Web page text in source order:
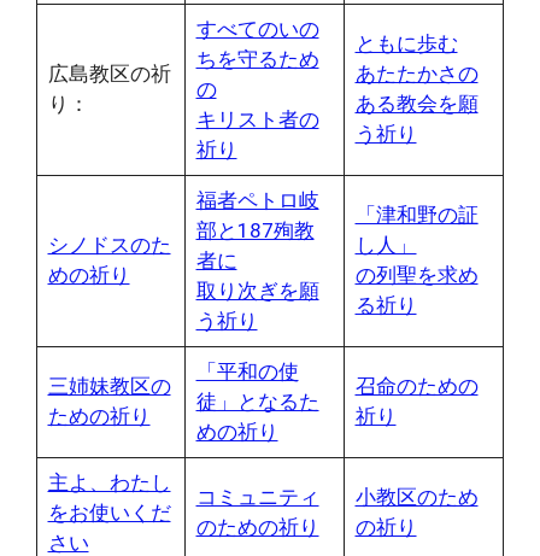
広島教区の祈
り：
すべてのいの
ちを守るため
の
キリスト者の
祈り
ともに歩む
あたたかさの
ある教会を願
う祈り
シノドスのた
めの祈り
福者ペトロ岐
部と187殉教
者に
取り次ぎを願
う祈り
「津和野の証
し人」
の列聖を求め
る祈り
三姉妹教区の
ための祈り
「平和の使
徒」となるた
めの祈り
召命のための
祈り
主よ、わたし
をお使いくだ
さい
コミュニティ
のための祈り
小教区のため
の祈り